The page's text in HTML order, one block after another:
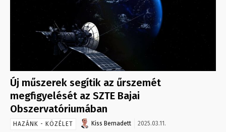
Új műszerek segítik az űrszemét
megfigyelését az SZTE Bajai
Obszervatóriumában
HAZÁNK - KÖZÉLET Kiss Bernadett 2025.03.11.